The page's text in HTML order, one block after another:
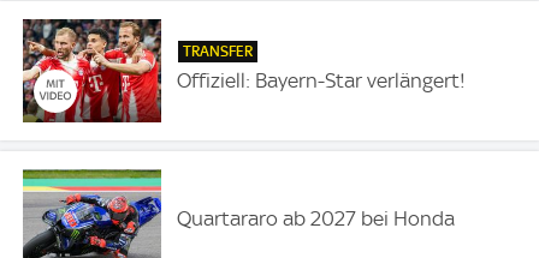
TRANSFER
Offiziell: Bayern-Star verlängert!
Quartararo ab 2027 bei Honda